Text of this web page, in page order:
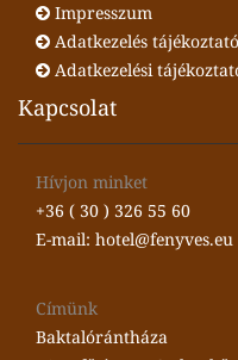
Impresszum
Adatkezelés
Adatkezelési
Kapcsolat
Hívjon minket
+36 ( 30 ) 326 55 60
E-mail: hotel@fenyves.eu
Címünk
Baktalórántháza